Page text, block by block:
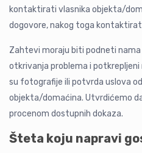
kontaktirati vlasnika objekta/
dogovore, nakog toga
Zahtevi moraju biti podneti
otkrivanja problema i
su fotografije ili potvrda uslova
objekta/domaćina. Utvrdićemo
procenom dostupnih dokaza.
Šteta koju napravi